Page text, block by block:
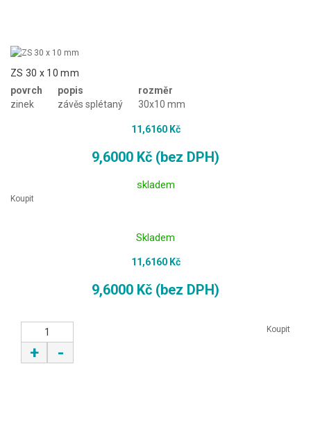
ZS 30 x 10 mm
povrch
zinek
popis
závěs splétaný
rozměr
30x10 mm
11,6160 Kč
9,6000 Kč (bez DPH)
skladem
Koupit
Skladem
11,6160 Kč
9,6000 Kč (bez DPH)
+ -
Koupit